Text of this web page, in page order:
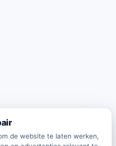
de website te laten werken,